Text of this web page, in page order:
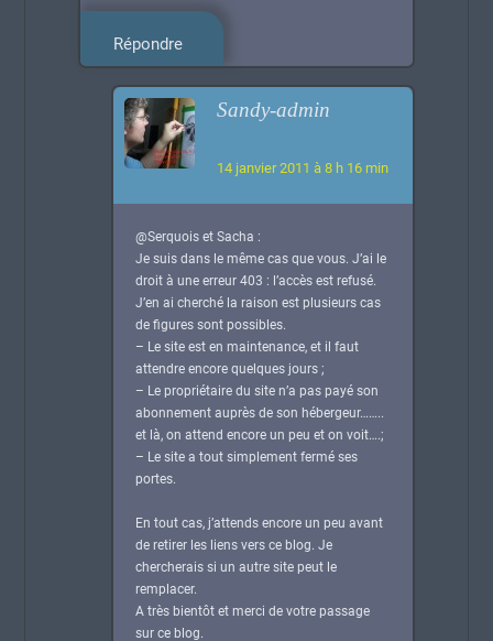
Répondre
Sandy-admin
14 janvier 2011 à 8 h 16 min
@Serquois et Sacha :
Je suis dans le même cas que vous. J’ai le
droit à une erreur 403 : l’accès est refusé.
J’en ai cherché la raison est plusieurs cas
de figures sont possibles.
– Le site est en maintenance, et il faut
attendre encore quelques jours ;
– Le propriétaire du site n’a pas payé son
abonnement auprès de son hébergeur……..
et là, on attend encore un peu et on voit….;
– Le site a tout simplement fermé ses
portes.
En tout cas, j’attends encore un peu avant
de retirer les liens vers ce blog. Je
chercherais si un autre site peut le
remplacer.
A très bientôt et merci de votre passage
sur ce blog.